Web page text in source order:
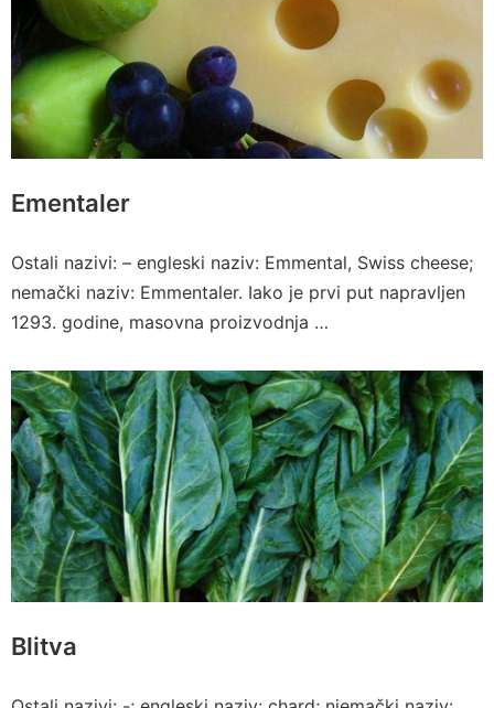
Ementaler
Ostali nazivi: – engleski naziv: Emmental, Swiss cheese;
nemački naziv: Emmentaler. Iako je prvi put napravljen
1293. godine, masovna proizvodnja …
Blitva